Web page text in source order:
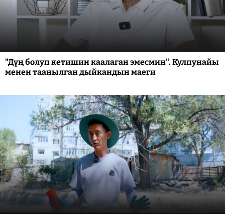
"Дүң болуп кетишин каалаган эмесмин". Кулпунайы
менен таанылган дыйкандын маеги